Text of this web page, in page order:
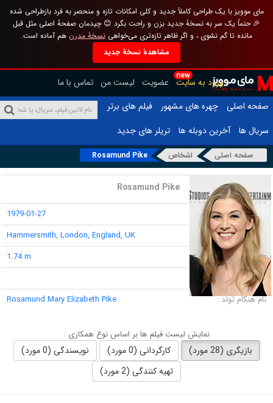
مای موویز با یک طراحی کاملاً جدید و کلی امکانات تازه و منحصر به فرد بازطراحی شده
🎉 حتماً یک سر به نسخهٔ جدید بزن و راحت بگرد 😊 چیدمان صفحهٔ اصلی مثل قبل
مانده تا گم نشوی ، و اگر ظاهر تازه‌تری می‌خواهینسخهٔ مدرن هم آماده است.
مشاهدهٔ نسخهٔ جدید
new
ورود به سایت عضویت لیست من تماس با ما
صفحه اصلی
چهره های مشهور
فیلم های برتر
سریال ها
آخرین دوبله ها تریلر های جدید
صفحه اصلی اشخاص Rosamund Pike
Rosamund Pike
تاریخ تولد :
1979-01-27
محل تولد :
Hammersmith, London, England, UK
قد :
1.74 m
لقب :
نام هنگام تولد :
Rosamund Mary Elizabeth Pike
نمایش لیست فیلم ها بر اساس نوع همکاری :
بازیگری (28 مورد) کارگردانی (0 مورد)
نویسندگی (0 مورد)
تهیه کنندگی (2 مورد)